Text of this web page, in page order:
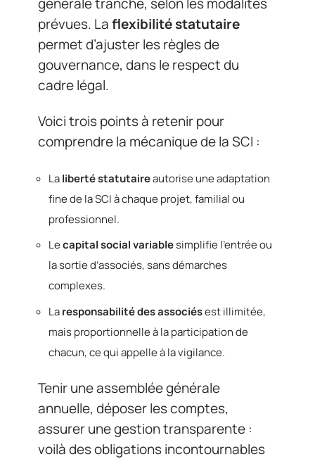
prévues. Laflexibilité statutaire
permet d’ajuster les règles de
gouvernance, dans le respect du
cadre légal.
Voici trois points à retenir pour
comprendre la mécanique de la SCI :
Laliberté statutaireautorise une adaptation
fine de la SCI à chaque projet, familial ou
professionnel.
Lecapital social variablesimplifie l’entrée ou
la sortie d’associés, sans démarches
complexes.
Laresponsabilité des associésest illimitée,
mais proportionnelle à la participation de
chacun, ce qui appelle à la vigilance.
Tenir une assemblée générale
annuelle, déposer les comptes,
assurer une gestion transparente :
voilà des obligations incontournables